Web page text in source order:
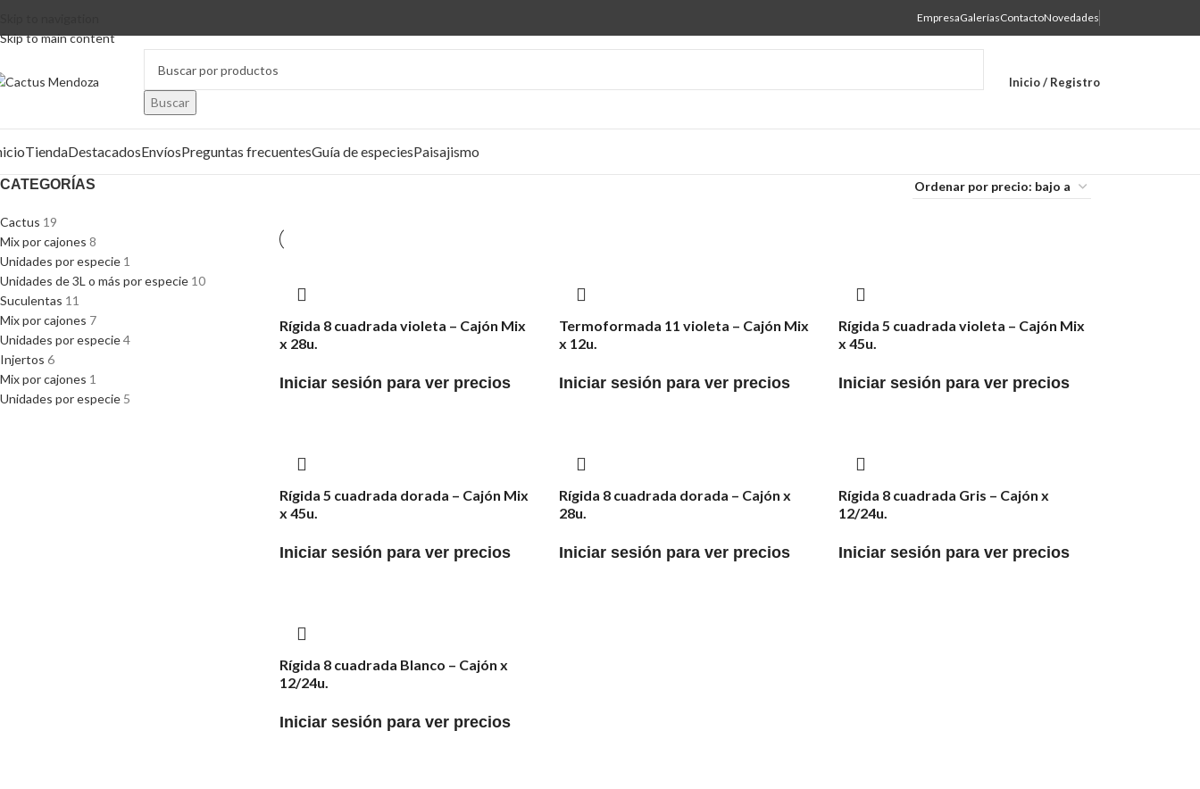
Skip to main content
EmpresaGaleríasContactoNovedades
Buscar
Inicio / Registro
TiendaDestacadosEnvíosPreguntas frecuentesGuía de especiesPaisajismo
CATEGORÍAS
Cactus 19
Mix por cajones 8
Unidades por especie 1
Unidades de 3L o más por especie 10
Suculentas 11
Mix por cajones 7
Unidades por especie4
Injertos 6
Mix por cajones 1
Unidades por especie 5
Rígida 8 cuadrada violeta – Cajón Mix
x 28u.
Iniciar sesión para ver precios
Termoformada 11 violeta – Cajón Mix
x 12u.
Iniciar sesión para ver precios
Rígida 5 cuadrada violeta – Cajón Mix
x 45u.
Iniciar sesión para ver precios
Rígida 5 cuadrada dorada – Cajón Mix
x 45u.
Iniciar sesión para ver precios
Rígida 8 cuadrada dorada – Cajón x
28u.
Iniciar sesión para ver precios
Rígida 8 cuadrada Gris – Cajón x
12/24u.
Iniciar sesión para ver precios
Rígida 8 cuadrada Blanco – Cajón x
12/24u.
Iniciar sesión para ver precios